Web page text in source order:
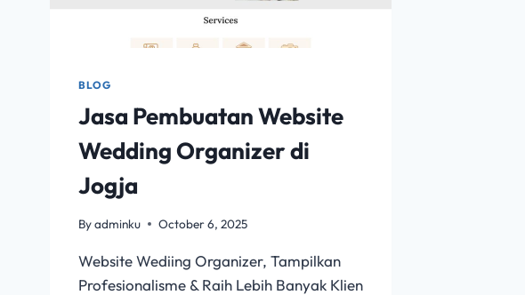
BLOG
Jasa Pembuatan Website
Wedding Organizer di
Jogja
Byadminku October 6, 2025
Website Wediing Organizer, Tampilkan
Profesionalisme & Raih Lebih Banyak Klien